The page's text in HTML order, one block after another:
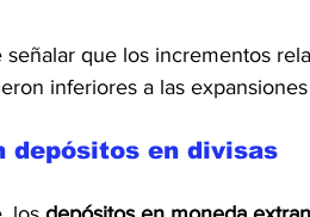
señalar que los incrementos
inferiores a las
depósitos en divisas